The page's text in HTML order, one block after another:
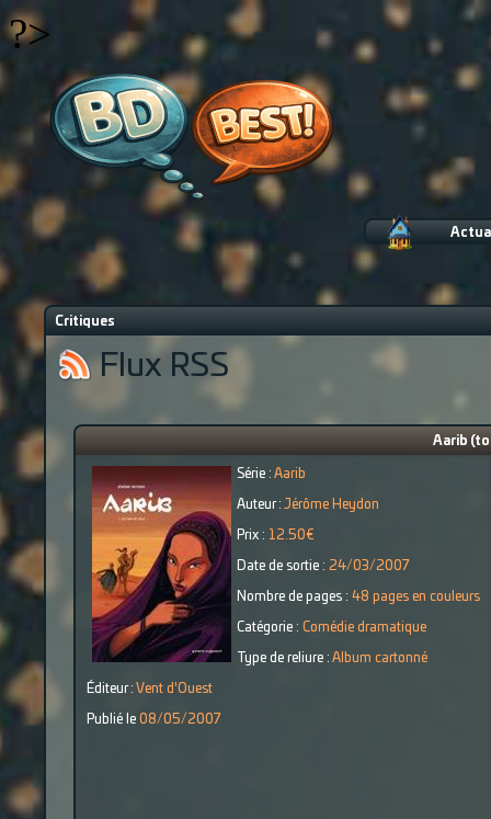
?>
Critiques
Flux RSS
Aarib
Série : Aarib
Auteur : Jérôme Heydon
Prix : 12.50€
Date de sortie : 24/03/2007
Nombre de pages : 48 pages en couleurs
Catégorie : Comédie dramatique
Type de reliure : Album cartonné
Éditeur : Vent d'Ouest
Publié le 08/05/2007